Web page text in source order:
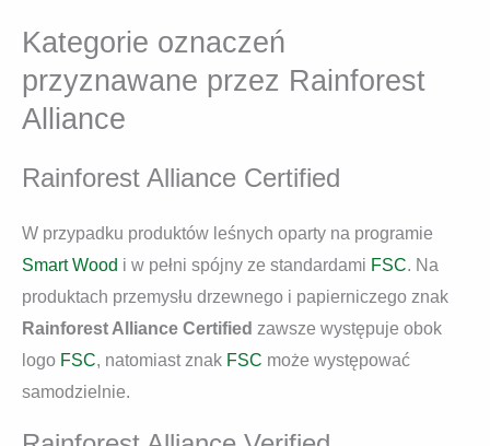
Kategorie oznaczeń
przyznawane przez Rainforest
Alliance
Rainforest Alliance Certified
W przypadku produktów leśnych oparty na programie
Smart Wood i w pełni spójny ze standardami FSC. Na
produktach przemysłu drzewnego i papierniczego znak
Rainforest Alliance Certified zawsze występuje obok
logo FSC, natomiast znak FSC może występować
samodzielnie.